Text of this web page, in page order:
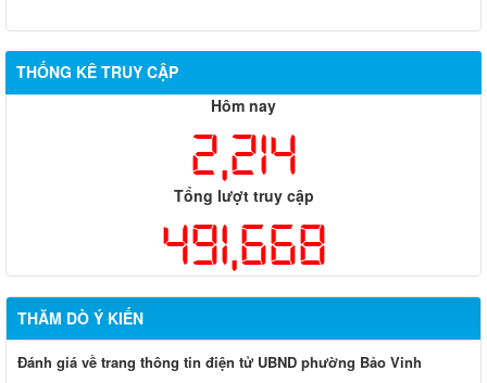
THỐNG KÊ TRUY CẬP
Hôm nay
2,214
Tổng lượt truy cập
491,668
THĂM DÒ Ý KIẾN
Đánh giá về trang thông tin điện tử UBND phường Bảo Vinh